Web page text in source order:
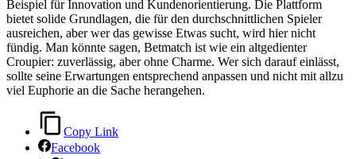
Beispiel für Innovation und Kundenorientierung. Die Plattform
bietet solide Grundlagen, die für den durchschnittlichen Spieler
ausreichen, aber wer das gewisse Etwas sucht, wird hier nicht
fündig. Man könnte sagen, Betmatch ist wie ein altgedienter
Croupier: zuverlässig, aber ohne Charme. Wer sich darauf einlässt,
sollte seine Erwartungen entsprechend anpassen und nicht mit allzu
viel Euphorie an die Sache herangehen.
Copy Link
Facebook